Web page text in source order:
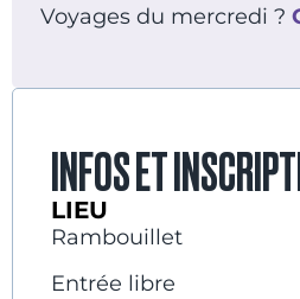
Voyages du mercredi ?
INFOS ET
LIEU
Rambouillet
Entrée libre